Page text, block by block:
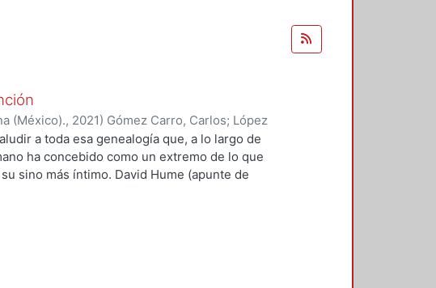
(México)., 2021) Gómez Carro, Carlos; López
Callejas, Myriam;Rivas Iturralde, Antonio
Francisco;Marin, Marco Antonio;Valero
Leyva, Edelmira, comp.;Suárez Escobar,
a toda esa genealogía que, a lo largo de
ha concebido como un extremo de lo que
sino más íntimo. David Hume (apunte de